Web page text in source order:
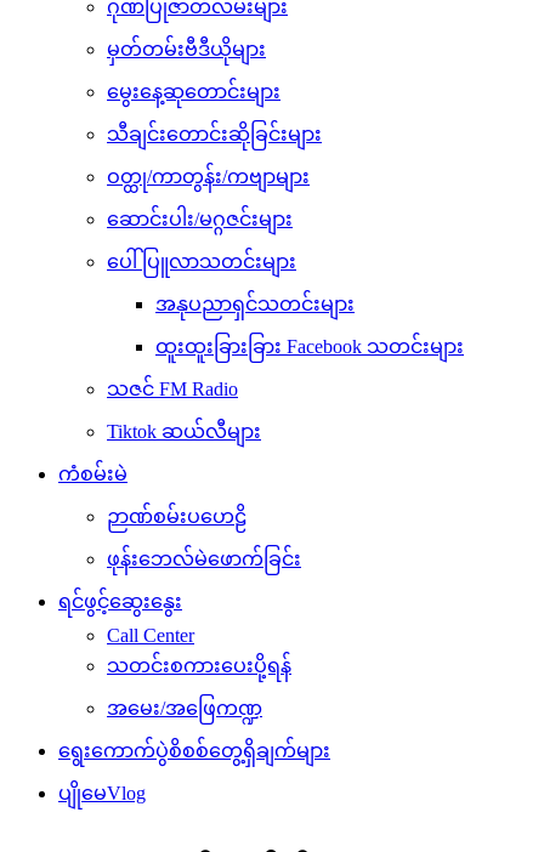
ဂုဏ်ပြုဇာတ်လမ်းများ
မှတ်တမ်းဗီဒီယိုများ
မွေးနေ့ဆုတောင်းများ
သီချင်းတောင်းဆိုခြင်းများ
ဝတ္ထု/ကာတွန်း/ကဗျာများ
ဆောင်းပါး/မဂ္ဂဇင်းများ
ပေါ်ပြူလာသတင်းများ
အနုပညာရှင်သတင်းများ
ထူးထူးခြားခြား Facebook သတင်းများ
သဇင် FM Radio
Tiktok ဆယ်လီများ
ကံစမ်းမဲ
ဉာဏ်စမ်းပဟေဠိ
ဖုန်းဘေလ်မဲဖောက်ခြင်း
ရင်ဖွင့်ဆွေးနွေး
Call Center
သတင်းစကားပေးပို့ရန်
အမေး/အဖြေကဏ္ဍ
ရွေးကောက်ပွဲစိစစ်တွေ့ရှိချက်များ
ပျိုမေVlog